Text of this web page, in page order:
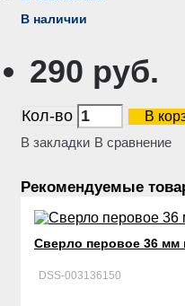
В наличии
290 руб.
Кол-во
В
В закладки В сравнение
Рекомендуемые
Сверло перовое 36
DSS-003136150